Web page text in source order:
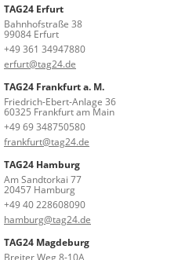
TAG24 Erfurt
Bahnhofstraße 38
99084 Erfurt
+49 361 34947880
erfurt@tag24.de
TAG24 Frankfurt a. M.
Friedrich-Ebert-Anlage 36
60325 Frankfurt am Main
+49 69 348750580
frankfurt@tag24.de
TAG24 Hamburg
Am Sandtorkai 77
20457 Hamburg
+49 40 228608090
hamburg@tag24.de
TAG24 Magdeburg
Breiter Weg 8-10A